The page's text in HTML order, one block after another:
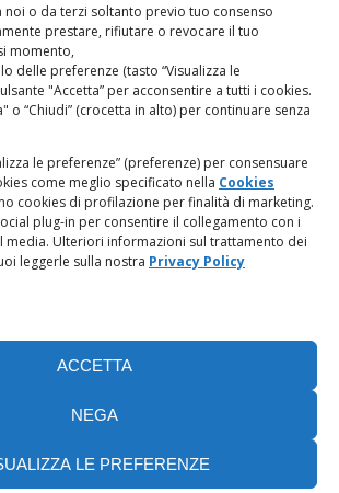
o da terzi soltanto previo tuo consenso
prestare, rifiutare o revocare il tuo
momento,
delle preferenze (tasto “Visualizza le
"Accetta” per acconsentire a tutti i cookies.
o “Chiudi” (crocetta in alto) per continuare senza
le preferenze” (preferenze) per consensuare
come meglio specificato nella Cookies
cookies di profilazione per finalità di marketing.
plug-in per consentire il collegamento con i
media. Ulteriori informazioni sul trattamento dei
leggerle sulla nostra Privacy Policy
ACCETTA
NEGA
LE PREFERENZE
particolari di dati personali e dati